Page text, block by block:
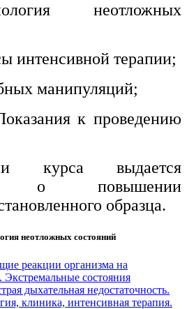
неотложных
интенсивной терапии;
манипуляций;
к проведению
курса выдается
о повышении
образца.
неотложных состояний
реакции организма на
Экстремальные состояния
дыхательная недостаточность.
клиника, интенсивная терапия.